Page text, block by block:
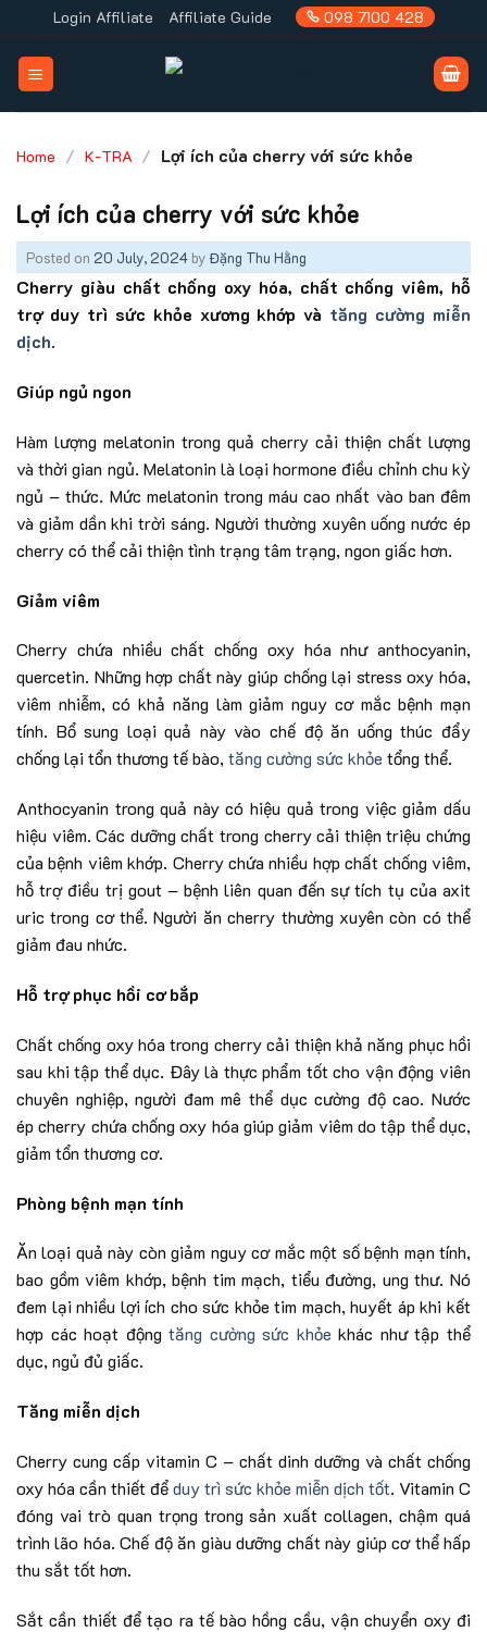
to
content
Login Affiliate Affiliate Guide 098 7100 428
Home / K-TRA / Lợi ích của cherry với sức khỏe
Lợi ích của cherry với sức khỏe
Posted on 20 July, 2024 byĐặng Thu Hằng
Cherry giàu chất chống oxy hóa, chất chống viêm, hỗ
trợ duy trì sức khỏe xương khớp và tăng cường miễn
dịch.
Giúp ngủ ngon
Hàm lượng melatonin trong quả cherry cải thiện chất lượng
và thời gian ngủ. Melatonin là loại hormone điều chỉnh chu kỳ
ngủ – thức. Mức melatonin trong máu cao nhất vào ban đêm
và giảm dần khi trời sáng. Người thường xuyên uống nước ép
cherry có thể cải thiện tình trạng tâm trạng, ngon giấc hơn.
Giảm viêm
Cherry chứa nhiều chất chống oxy hóa như anthocyanin,
quercetin. Những hợp chất này giúp chống lại stress oxy hóa,
viêm nhiễm, có khả năng làm giảm nguy cơ mắc bệnh mạn
tính. Bổ sung loại quả này vào chế độ ăn uống thúc đẩy
chống lại tổn thương tế bào,tăng cường sức khỏe tổng thể.
Anthocyanin trong quả này có hiệu quả trong việc giảm dấu
hiệu viêm. Các dưỡng chất trong cherry cải thiện triệu chứng
của bệnh viêm khớp. Cherry chứa nhiều hợp chất chống viêm,
hỗ trợ điều trị gout – bệnh liên quan đến sự tích tụ của axit
uric trong cơ thể. Người ăn cherry thường xuyên còn có thể
giảm đau nhức.
Hỗ trợ phục hồi cơ bắp
Chất chống oxy hóa trong cherry cải thiện khả năng phục hồi
sau khi tập thể dục. Đây là thực phẩm tốt cho vận động viên
chuyên nghiệp, người đam mê thể dục cường độ cao. Nước
ép cherry chứa chống oxy hóa giúp giảm viêm do tập thể dục,
giảm tổn thương cơ.
Phòng bệnh mạn tính
Ăn loại quả này còn giảm nguy cơ mắc một số bệnh mạn tính,
bao gồm viêm khớp, bệnh tim mạch, tiểu đường, ung thư. Nó
đem lại nhiều lợi ích cho sức khỏe tim mạch, huyết áp khi kết
hợp các hoạt độngtăng cường sức khỏe khác như tập thể
dục, ngủ đủ giấc.
Tăng miễn dịch
Cherry cung cấp vitamin C – chất dinh dưỡng và chất chống
oxy hóa cần thiết đểduy trì sức khỏe miễn dịch tốt. Vitamin C
đóng vai trò quan trọng trong sản xuất collagen, chậm quá
trình lão hóa. Chế độ ăn giàu dưỡng chất này giúp cơ thể hấp
thu sắt tốt hơn.
Sắt cần thiết để tạo ra tế bào hồng cầu, vận chuyển oxy đi